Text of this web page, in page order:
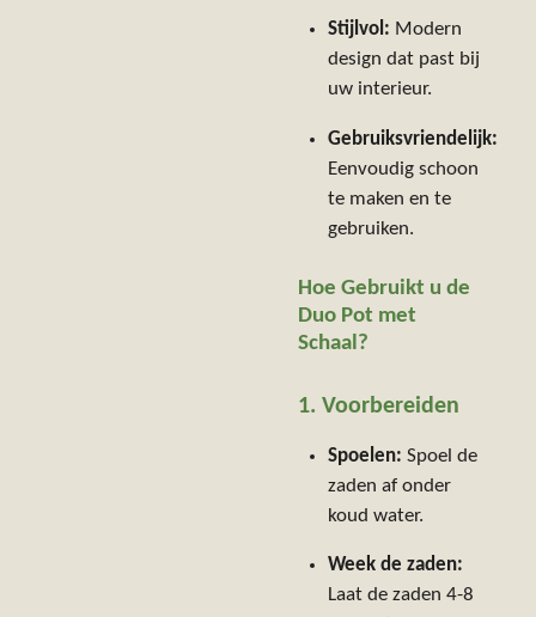
Stijlvol: Modern
design dat past bij
uw interieur.
Gebruiksvriendelijk:
Eenvoudig schoon
te maken en te
gebruiken.
Hoe Gebruikt u de
Duo Pot met
Schaal?
1. Voorbereiden
Spoelen: Spoel de
zaden af onder
koud water.
Week de zaden:
Laat de zaden 4-8